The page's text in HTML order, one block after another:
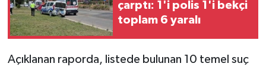
çarptı: 1'i polis 1'i bekçi
toplam 6 yaralı
Açıklanan raporda, listede bulunan 10 temel suç